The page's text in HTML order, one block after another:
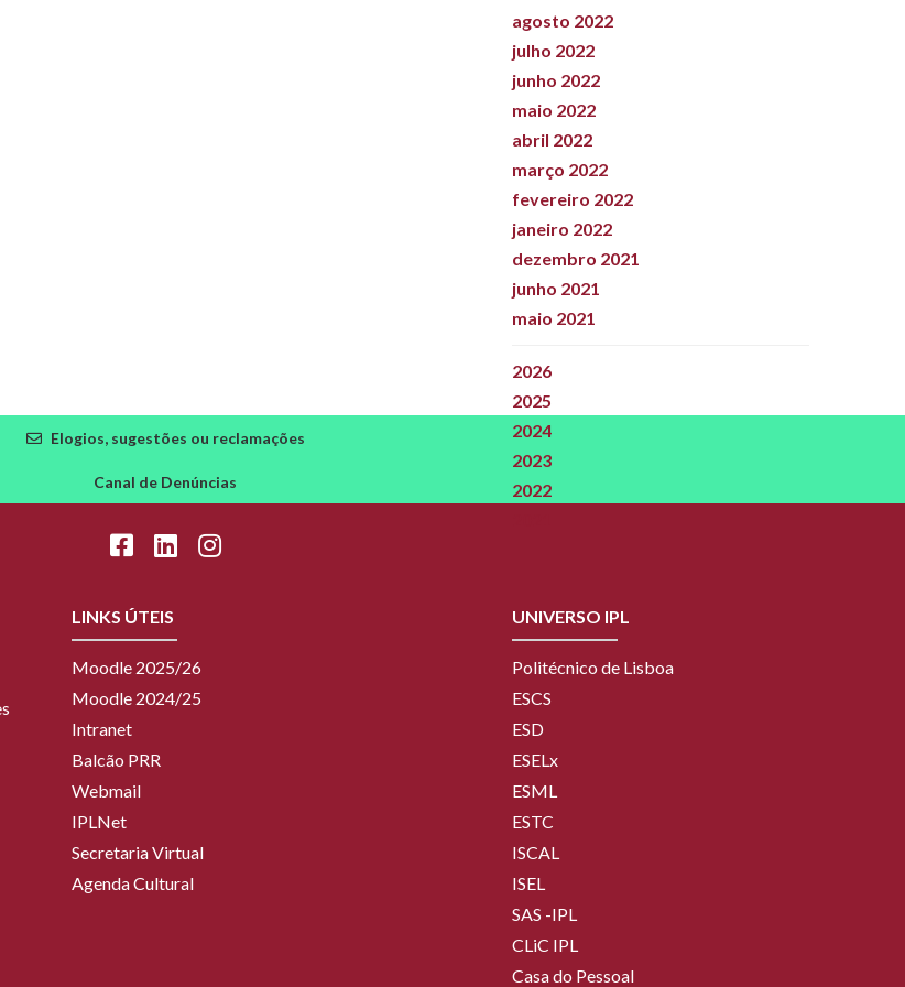
agosto 2022
julho 2022
junho 2022
maio 2022
abril 2022
março 2022
fevereiro 2022
janeiro 2022
dezembro 2021
junho 2021
maio 2021
2026
2025
2024
2023
2022
Elogios, sugestões ou reclamações
Canal de Denúncias
LINKS ÚTEIS
Moodle 2025/26
Moodle 2024/25
Intranet
Balcão PRR
Webmail
IPLNet
Secretaria Virtual
Agenda Cultural
UNIVERSO IPL
Politécnico de Lisboa
ESCS
ESD
ESELx
ESML
ESTC
ISCAL
ISEL
SAS -IPL
CLiC IPL
Casa do Pessoal